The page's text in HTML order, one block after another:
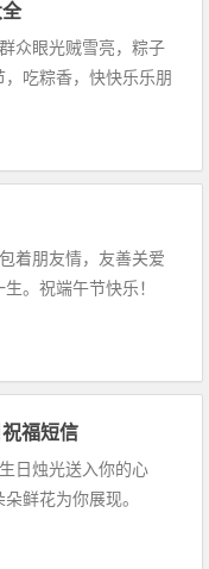
众眼光贼雪亮，粽子
吃粽香，快快乐乐朋
家人，祝端午节快
流淌，快乐的船儿为
着朋友情，友善关爱
。祝端午节快乐！
端午节快乐！3、端
清白处世；修养像粽
福短信
日烛光送入你的心
鲜花为你展现。
3、把挚爱的生日祝